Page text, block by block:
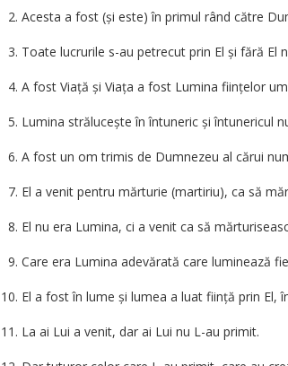
2. Acesta a fost (și este) în primul rând către
3. Toate lucrurile s-au petrecut prin El și fără El
4. A fost Viață și Viața a fost Lumina ființelor
5. Lumina strălucește în întuneric și întunericul
6. A fost un om trimis de Dumnezeu al cărui
7. El a venit pentru mărturie (martiriu), ca să
8. El nu era Lumina, ci a venit ca să
9. Care era Lumina adevărată care luminează
10. El a fost în lume și lumea a luat ființă prin El,
11. La ai Lui a venit, dar ai Lui nu L-au primit.